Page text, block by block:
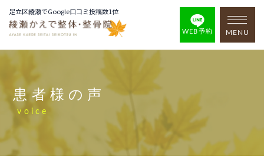
足立区綾瀬でGoogle口コミ投稿数1位
WEB予約 MENU
患者様の声
voice